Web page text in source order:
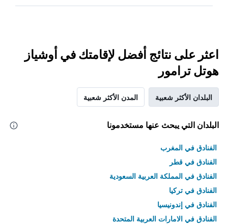
اعثر على نتائج أفضل لإقامتك في أوشياز
هوتل ترامور
البلدان الأكثر شعبية المدن الأكثر شعبية
البلدان التي يبحث عنها مستخدمونا
الفنادق في المغرب
الفنادق في قطر
الفنادق في المملكة العربية السعودية
الفنادق في تركيا
الفنادق في إندونيسيا
الفنادق في الامارات العربية المتحدة